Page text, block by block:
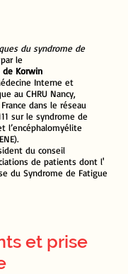
du syndrome de
le
de Korwin
Interne et
au CHRU Nancy,
dans le réseau
sur le syndrome de
l’encéphalomyélite
du conseil
de patients dont l'
du Syndrome de Fatigue
et prise